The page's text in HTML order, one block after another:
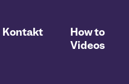
Kontakt
How to
Videos